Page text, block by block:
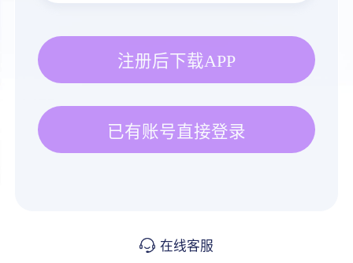
注册后下载APP
已有账号直接登录
在线客服